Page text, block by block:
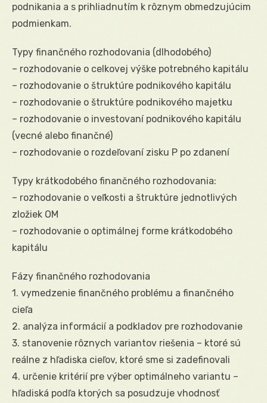
podnikania a s prihliadnutím k rôznym obmedzujúcim
podmienkam.
Typy finančného rozhodovania (dlhodobého)
– rozhodovanie o celkovej výške potrebného kapitálu
– rozhodovanie o štruktúre podnikového kapitálu
– rozhodovanie o štruktúre podnikového majetku
– rozhodovanie o investovaní podnikového kapitálu
(vecné alebo finančné)
– rozhodovanie o rozdeľovaní zisku P po zdanení
Typy krátkodobého finančného rozhodovania:
– rozhodovanie o veľkosti a štruktúre jednotlivých
zložiek OM
– rozhodovanie o optimálnej forme krátkodobého
kapitálu
Fázy finančného rozhodovania
1. vymedzenie finančného problému a finančného
cieľa
2. analýza informácií a podkladov pre rozhodovanie
3. stanovenie rôznych variantov riešenia – ktoré sú
reálne z hľadiska cieľov, ktoré sme si zadefinovali
4. určenie kritérií pre výber optimálneho variantu –
hľadiská podľa ktorých sa posudzuje vhodnosť